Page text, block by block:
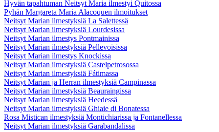
Hyvän tapahtuman Neitsyt Maria ilmestyi Quitossa
Pyhän Margareta Maria Alacoquen ilmoitukset
Neitsyt Marian ilmestyksiä La Salettessä
Neitsyt Marian ilmestyksiä Lourdesissa
Neitsyt Marian ilmestys Pontmainissa
Neitsyt Marian ilmestyksiä Pellevoisissa
Neitsyt Marian ilmestys Knockissa
Neitsyt Marian ilmestyksiä Castelpetrosossa
Neitsyt Marian ilmestyksiä Fátimassa
Neitsyt Marian ja Herran ilmestyksiä Campinassa
Neitsyt Marian ilmestyksiä Beauraingissa
Neitsyt Marian ilmestyksiä Heedessä
Neitsyt Marian ilmestyksiä Ghiaie di Bonatessa
Rosa Mistican ilmestyksiä Montichiarissa ja Fontanellessa
Neitsyt Marian ilmestyksiä Garabandalissa